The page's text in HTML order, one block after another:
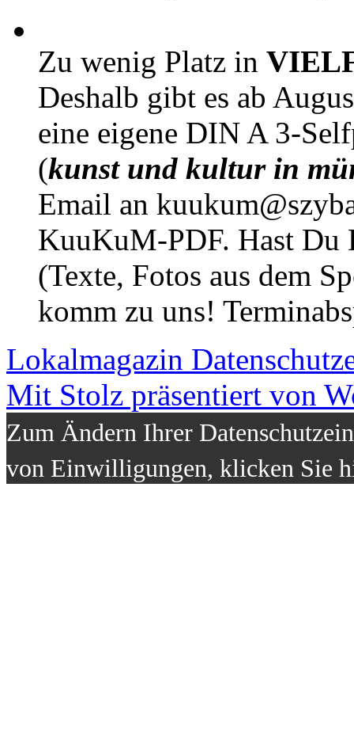
Zu wenig Platz in
Deshalb gibt es ab
eine eigene DIN A 3-
(kunst und kultur in
Email an
KuuKuM-PDF. Hast Du
(Texte, Fotos aus dem
komm zu uns!
Lokalmagazin
Mit Stolz präsentiert von
Zum Ändern Ihrer
von Einwilligungen, klicken Sie